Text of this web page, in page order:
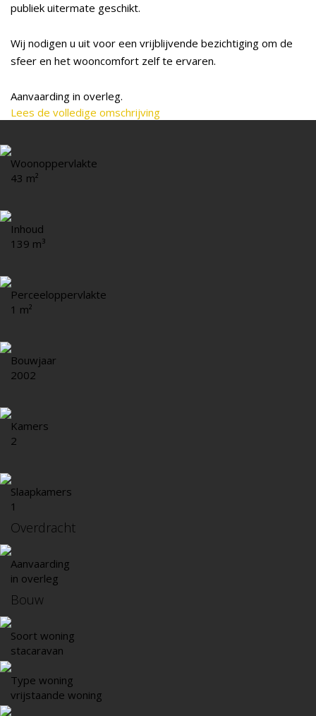
publiek uitermate geschikt.
Wij nodigen u uit voor een vrijblijvende bezichtiging om de
sfeer en het wooncomfort zelf te ervaren.
Aanvaarding in overleg.
Lees de volledige omschrijving
Woonoppervlakte
43 m²
Inhoud
139 m³
Perceeloppervlakte
1 m²
Bouwjaar
2002
Kamers
2
Slaapkamers
1
Overdracht
Aanvaarding
in overleg
Bouw
Soort woning
stacaravan
Type woning
vrijstaande woning